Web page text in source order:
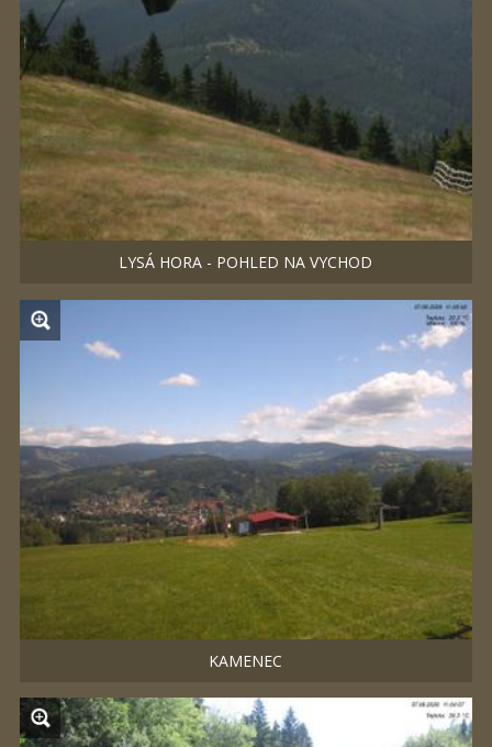
LYSÁ HORA - POHLED NA VYCHOD
KAMENEC